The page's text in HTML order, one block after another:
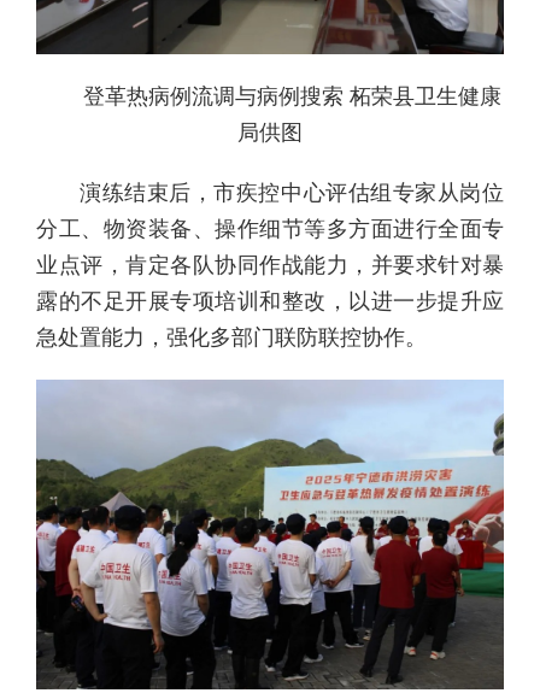
登革热病例流调与病例搜索 柘荣县卫生健康
局供图
演练结束后，市疾控中心评估组专家从岗位
分工、物资装备、操作细节等多方面进行全面专
业点评，肯定各队协同作战能力，并要求针对暴
露的不足开展专项培训和整改，以进一步提升应
急处置能力，强化多部门联防联控协作。